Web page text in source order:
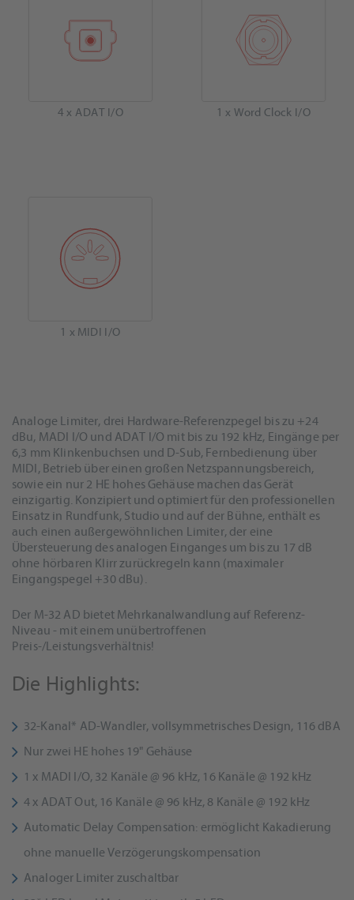
4 x ADAT I/O 1 x Word Clock I/O
1 x MIDI I/O
Analoge Limiter, drei Hardware-Referenzpegel bis zu +24
dBu, MADI I/O und ADAT I/O mit bis zu 192 kHz, Eingänge per
6,3 mm Klinkenbuchsen und D-Sub, Fernbedienung über
MIDI, Betrieb über einen großen Netzspannungsbereich,
sowie ein nur 2 HE hohes Gehäuse machen das Gerät
einzigartig. Konzipiert und optimiert für den professionellen
Einsatz in Rundfunk, Studio und auf der Bühne, enthält es
auch einen außergewöhnlichen Limiter, der eine
Übersteuerung des analogen Einganges um bis zu 17 dB
ohne hörbaren Klirr zurückregeln kann (maximaler
Eingangspegel +30 dBu).
Der M-32 AD bietet Mehrkanalwandlung auf Referenz-
Niveau - mit einem unübertroffenen
Preis-/Leistungsverhältnis!
Die Highlights:
32-Kanal* AD-Wandler, vollsymmetrisches Design, 116 dBA
Nur zwei HE hohes 19" Gehäuse
1 x MADI I/O, 32 Kanäle @ 96 kHz, 16 Kanäle @ 192 kHz
4 x ADAT Out, 16 Kanäle @ 96 kHz, 8 Kanäle @ 192 kHz
Automatic Delay Compensation: ermöglicht Kakadierung
ohne manuelle Verzögerungskompensation
Analoger Limiter zuschaltbar